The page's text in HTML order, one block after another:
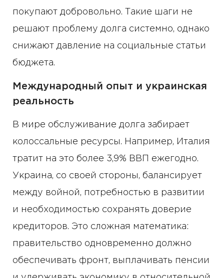
покупают добровольно. Такие шаги не
решают проблему долга системно, однако
снижают давление на социальные статьи
бюджета.
Международный опыт и украинская
реальность
В мире обслуживание долга забирает
колоссальные ресурсы. Например, Италия
тратит на это более 3,9% ВВП ежегодно.
Украина, со своей стороны, балансирует
между войной, потребностью в развитии
и необходимостью сохранять доверие
кредиторов. Это сложная математика:
правительство одновременно должно
обеспечивать фронт, выплачивать пенсии